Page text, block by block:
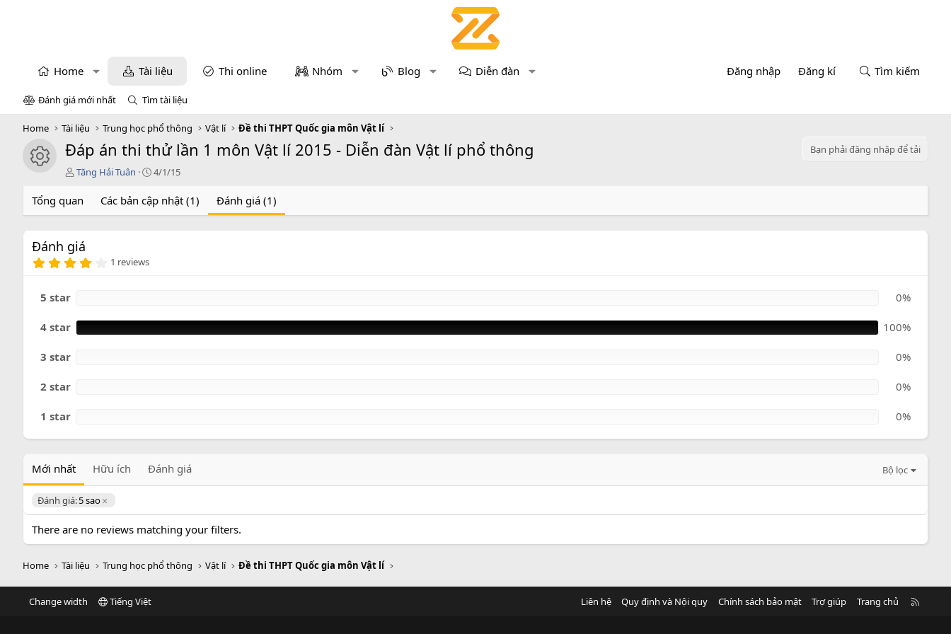
Home Tài liệu Thi online Nhóm Blog Diễn đàn Đăng nhập Đăng kí Tìm kiếm
Đánh giá mới nhất Tìm tài liệu
Home Tài liệu Trung học phổ thông Vật lí Đề thi THPT Quốc gia môn Vật lí
icon tài liệu
Đáp án thi thử lần 1 môn Vật lí 2015 - Diễn đàn Vật lí phổ thông
Bạn phải đăng nhập để tải
T
c
Tăng Hải Tuân
C
e
a
4/1/15
Tổng quan Các bản cập nhật (1) Đánh giá (1)
Đánh giá
4
o
1 reviews
5 star 0%
4 star 100%
3 star 0%
2 star 0%
1 star 0%
Mới nhất Hữu ích Đánh giá Bộ lọc
Đánh giá:5 sao
There are no reviews matching your filters.
Home Tài liệu Trung học phổ thông Vật lí Đề thi THPT Quốc gia môn Vật lí
Change width Tiếng Việt Liên hệ Quy định và Nội quy Chính sách bảo mật Trợ giúp Trang chủ